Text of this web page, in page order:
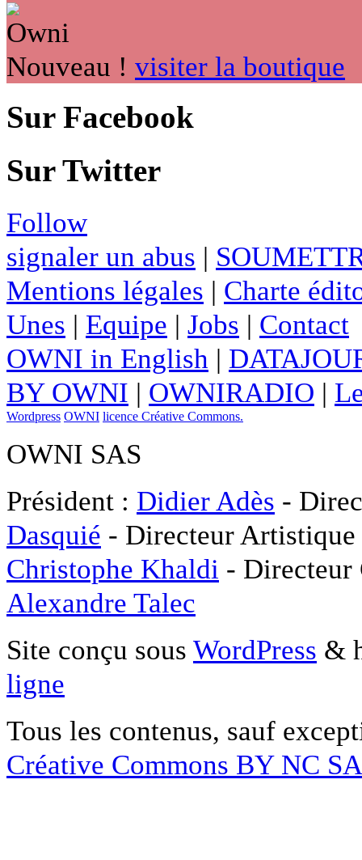
Nouveau ! visiter la boutique
Sur Facebook
Sur Twitter
Follow
signaler un abus |
Mentions légales | Charte
Unes | Equipe | Jobs | Contact
OWNI in English |
BY OWNI | OWNIRADIO |
Wordpress OWNI licence Créative Commons.
OWNI SAS
Président : Didier Adès -
Dasquié - Directeur
Christophe Khaldi -
Alexandre Talec
Site conçu sous WordPress &
ligne
Tous les contenus, sauf
Créative Commons BY NC SA